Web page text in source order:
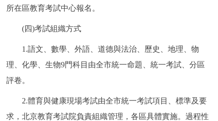
所在區教育考試中心報名。
(四)考試組織方式
1.語文、數學、外語、道德與法治、歷史、地理、物
理、化學、生物9門科目由全市統一命題、統一考試、分區
評卷。
2.體育與健康現場考試由全市統一考試項目、標準及要
求，北京教育考試院負責組織管理，各區具體實施。過程性